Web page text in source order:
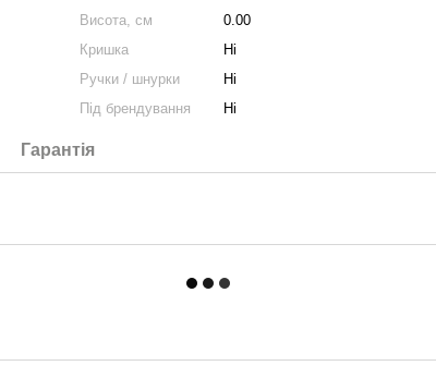
Висота, см
0.00
Кришка
Ні
Ручки / шнурки
Ні
Під брендування
Ні
Гарантія